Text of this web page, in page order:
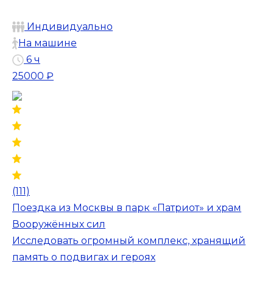
Индивидуально
На машине
6 ч
25000 ₽
(111)
Поездка из Москвы в парк «Патриот» и храм
Вооружённых сил
Исследовать огромный комплекс, хранящий
память о подвигах и героях